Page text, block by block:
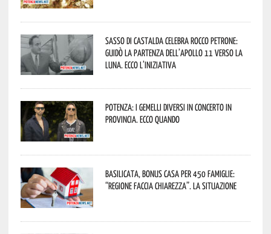
Sasso di Castalda celebra Rocco Petrone:
guidò la partenza dell’Apollo 11 verso la
Luna. Ecco l’iniziativa
Potenza: i Gemelli DiVersi in concerto in
provincia. Ecco quando
Basilicata, Bonus casa per 450 famiglie:
“Regione faccia chiarezza”. La situazione